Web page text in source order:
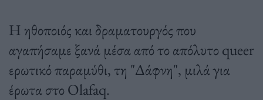
Η ηθοποιός και δραματουργός που
αγαπήσαμε ξανά μέσα από το απόλυτο queer
ερωτικό παραμύθι, τη "Δάφνη", μιλά για
έρωτα στο Olafaq.